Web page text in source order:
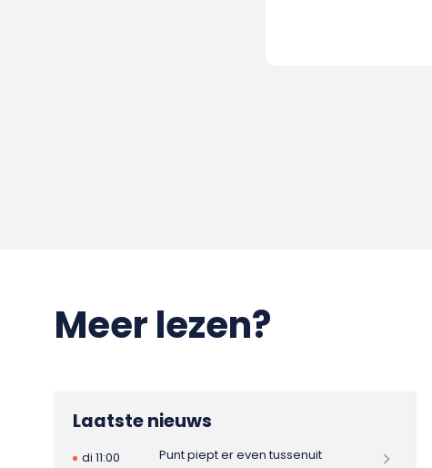
Meer lezen?
Laatste nieuws
di 11:00
Punt piept er even tussenuit